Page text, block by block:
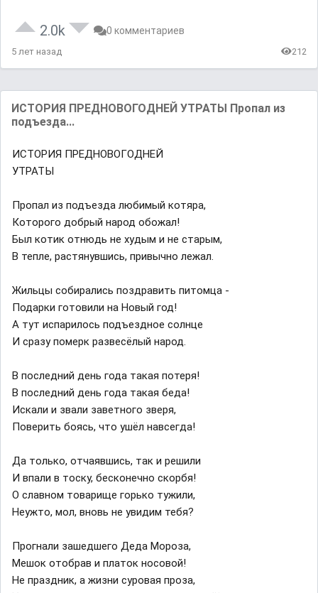
2.0k 0 комментариев
5 лет назад 212
ИСТОРИЯ ПРЕДНОВОГОДНЕЙ УТРАТЫ Пропал из
подъезда...
ИСТОРИЯ ПРЕДНОВОГОДНЕЙ
УТРАТЫ
Пропал из подъезда любимый котяра,
Которого добрый народ обожал!
Был котик отнюдь не худым и не старым,
В тепле, растянувшись, привычно лежал.
Жильцы собирались поздравить питомца -
Подарки готовили на Новый год!
А тут испарилось подъездное солнце
И сразу померк развесёлый народ.
В последний день года такая потеря!
В последний день года такая беда!
Искали и звали заветного зверя,
Поверить боясь, что ушёл навсегда!
Да только, отчаявшись, так и решили
И впали в тоску, бесконечно скорбя!
О славном товарище горько тужили,
Неужто, мол, вновь не увидим тебя?
Прогнали зашедшего Деда Мороза,
Мешок отобрав и платок носовой!
Не праздник, а жизни суровая проза,